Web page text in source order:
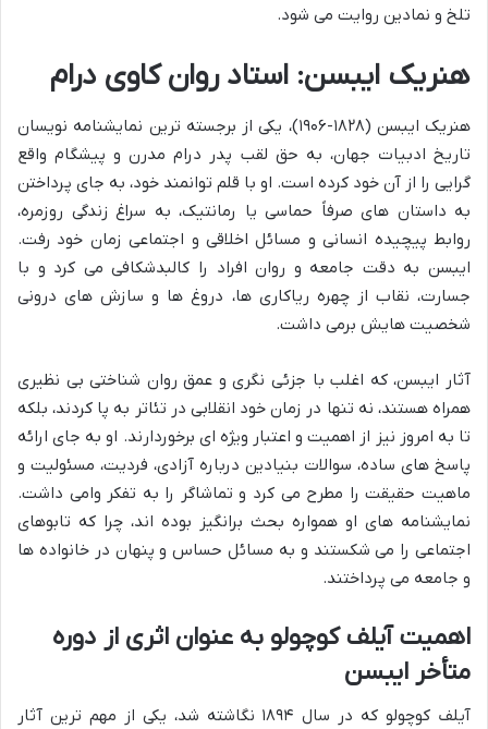
تلخ و نمادین روایت می شود.
هنریک ایبسن: استاد روان کاوی درام
هنریک ایبسن (۱۸۲۸-۱۹۰۶)، یکی از برجسته ترین نمایشنامه نویسان
تاریخ ادبیات جهان، به حق لقب پدر درام مدرن و پیشگام واقع
گرایی را از آن خود کرده است. او با قلم توانمند خود، به جای پرداختن
به داستان های صرفاً حماسی یا رمانتیک، به سراغ زندگی روزمره،
روابط پیچیده انسانی و مسائل اخلاقی و اجتماعی زمان خود رفت.
ایبسن به دقت جامعه و روان افراد را کالبدشکافی می کرد و با
جسارت، نقاب از چهره ریاکاری ها، دروغ ها و سازش های درونی
شخصیت هایش برمی داشت.
آثار ایبسن، که اغلب با جزئی نگری و عمق روان شناختی بی نظیری
همراه هستند، نه تنها در زمان خود انقلابی در تئاتر به پا کردند، بلکه
تا به امروز نیز از اهمیت و اعتبار ویژه ای برخوردارند. او به جای ارائه
پاسخ های ساده، سوالات بنیادین درباره آزادی، فردیت، مسئولیت و
ماهیت حقیقت را مطرح می کرد و تماشاگر را به تفکر وامی داشت.
نمایشنامه های او همواره بحث برانگیز بوده اند، چرا که تابوهای
اجتماعی را می شکستند و به مسائل حساس و پنهان در خانواده ها
و جامعه می پرداختند.
اهمیت آیلف کوچولو به عنوان اثری از دوره
متأخر ایبسن
آیلف کوچولو که در سال ۱۸۹۴ نگاشته شد، یکی از مهم ترین آثار